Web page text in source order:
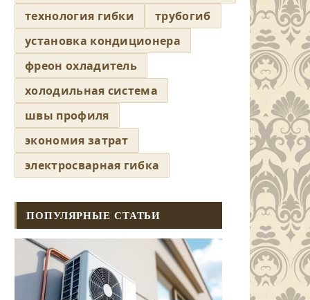
технология гибки
трубогиб
установка кондиционера
фреон охладитель
холодильная система
швы профиля
экономия затрат
электросварная гибка
ПОПУЛЯРНЫЕ СТАТЬИ